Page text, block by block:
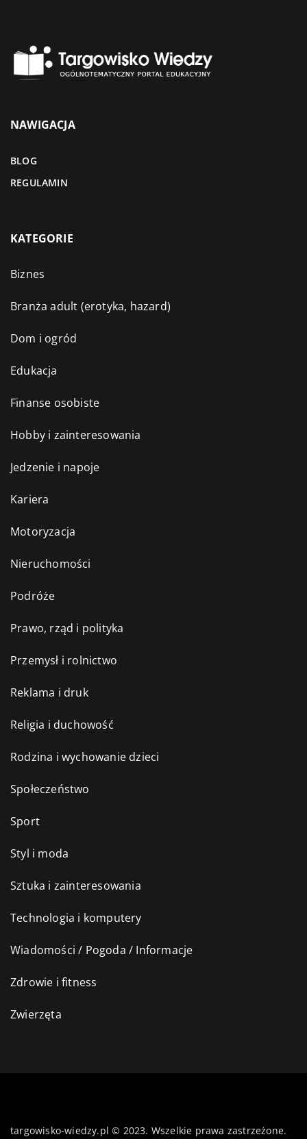
NAWIGACJA
BLOG
REGULAMIN
KATEGORIE
Biznes
Branża adult (erotyka, hazard)
Dom i ogród
Edukacja
Finanse osobiste
Hobby i zainteresowania
Jedzenie i napoje
Kariera
Motoryzacja
Nieruchomości
Podróże
Prawo, rząd i polityka
Przemysł i rolnictwo
Reklama i druk
Religia i duchowość
Rodzina i wychowanie dzieci
Społeczeństwo
Sport
Styl i moda
Sztuka i zainteresowania
Technologia i komputery
Wiadomości / Pogoda / Informacje
Zdrowie i fitness
Zwierzęta
targowisko-wiedzy.pl © 2023. Wszelkie prawa zastrzeżone.